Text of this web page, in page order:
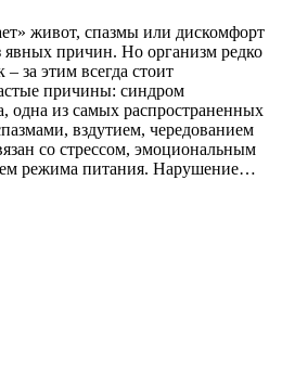
живот, спазмы или дискомфорт
явных причин. Но организм редко
за этим всегда стоит
причины: синдром
одна из самых распространенных
вздутием, чередованием
со стрессом, эмоциональным
режима питания. Нарушение…